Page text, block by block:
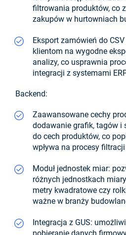
filtrowania produktów, co
zakupów w hurtowniach
Eksport zamówień do
klientom na wygodne
analizy, co usprawnia
integracji z systemami
Backend:
Zaawansowane cechy
dodawanie grafik, tagów i
do cech produktów, co
wpływa na procesy
Moduł jednostek miar:
różnych jednostkach
metry kwadratowe czy
ważne w branży
Integracja z GUS:
pobieranie danych